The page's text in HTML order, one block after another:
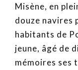
Misène, en
douze navires
habitants de
jeune, âgé de
mémoires ses